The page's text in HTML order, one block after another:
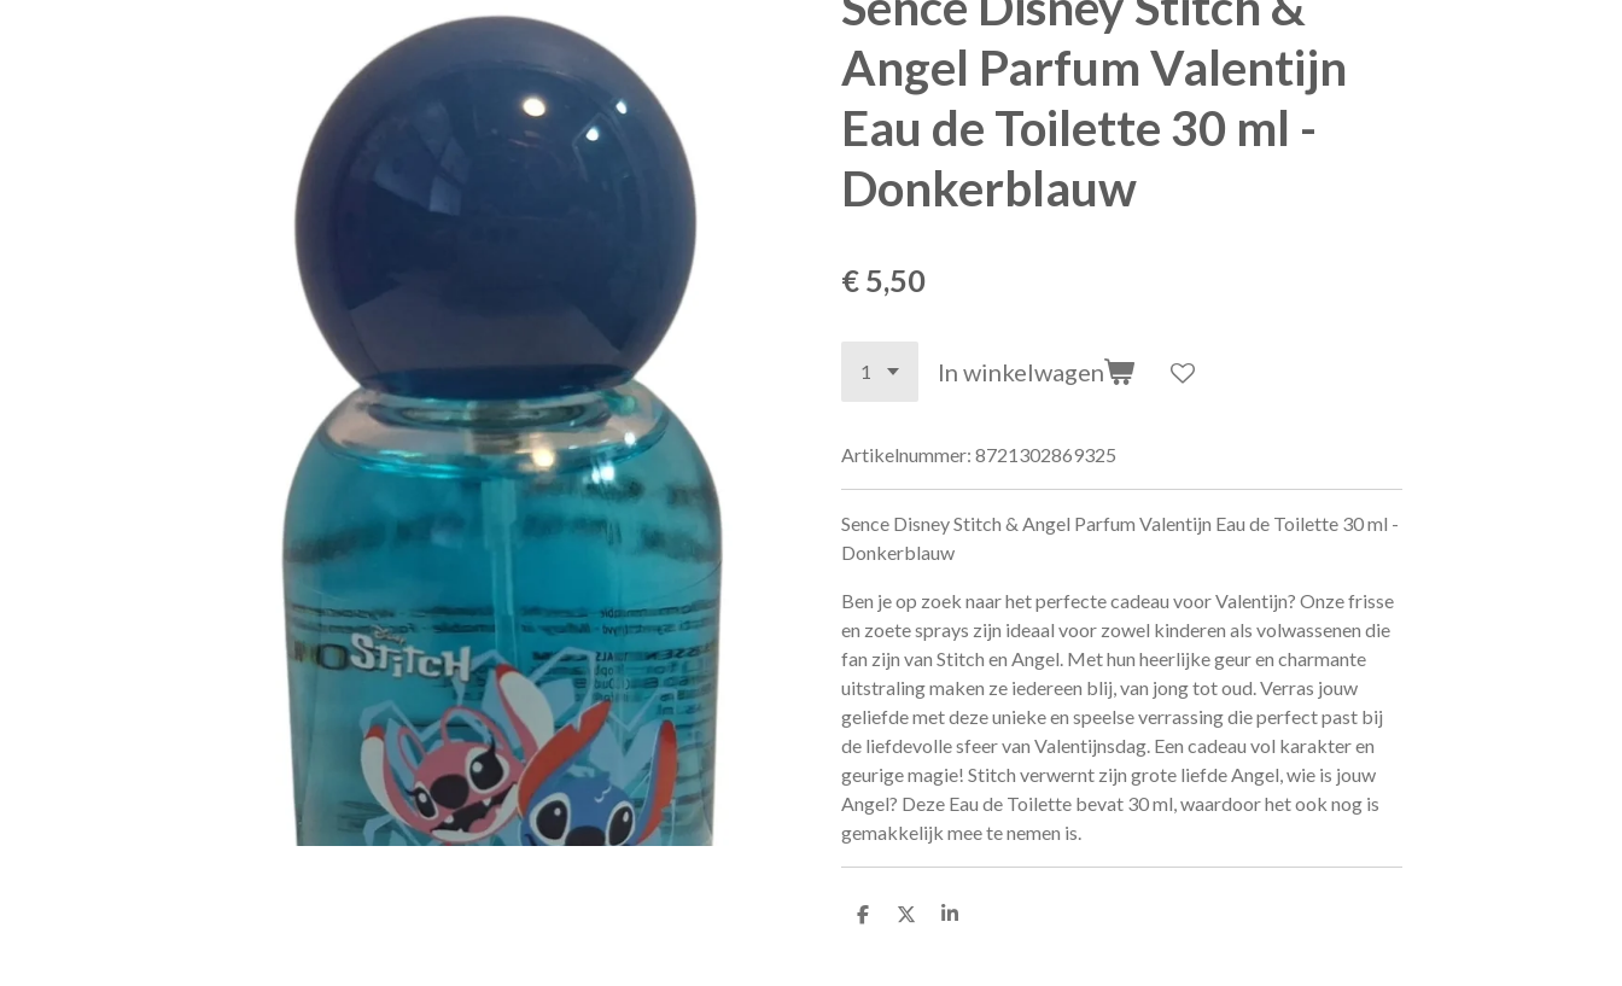
Angel Parfum Valentijn
Eau de Toilette 30 ml -
Donkerblauw
€ 5,50
In winkelwagen
Artikelnummer: 8721302869325
Sence Disney Stitch & Angel Parfum Valentijn Eau de Toilette 30 ml -
Donkerblauw
Ben je op zoek naar het perfecte cadeau voor Valentijn? Onze frisse
en zoete sprays zijn ideaal voor zowel kinderen als volwassenen die
fan zijn van Stitch en Angel. Met hun heerlijke geur en charmante
uitstraling maken ze iedereen blij, van jong tot oud. Verras jouw
geliefde met deze unieke en speelse verrassing die perfect past bij
de liefdevolle sfeer van Valentijnsdag. Een cadeau vol karakter en
geurige magie! Stitch verwernt zijn grote liefde Angel, wie is jouw
Angel? Deze Eau de Toilette bevat 30 ml, waardoor het ook nog is
gemakkelijk mee te nemen is.
D
D
S